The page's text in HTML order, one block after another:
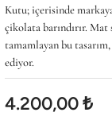
Kutu; içerisinde
çikolata barındırır.
tamamlayan bu
ediyor.
4.200,00 ₺